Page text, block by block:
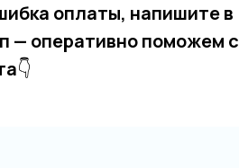
оплаты, напишите в
— оперативно поможем с
👇